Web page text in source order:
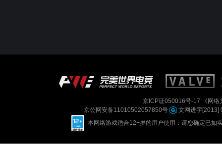
京ICP证050016号-17
《网
京公网安备11010502057850号
文网进字[2013]
本网络游戏适合12+岁的用户使用：请您确定已如